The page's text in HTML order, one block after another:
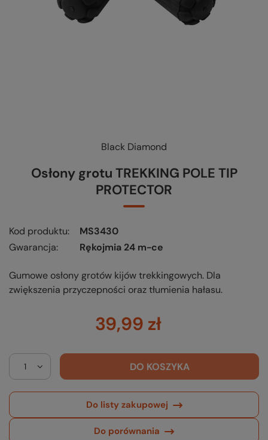
KUP-SPRAWDŹ-WYMIEŃ-czytaj więcej
Black Diamond
Osłony grotu TREKKING POLE TIP
PROTECTOR
Kod produktu
MS3430
Gwarancja
Rękojmia 24 m-ce
Gumowe osłony grotów kijów trekkingowych. Dla
zwiększenia przyczepności oraz tłumienia hałasu.
39,99 zł
DO KOSZYKA
Do listy zakupowej
Do porównania